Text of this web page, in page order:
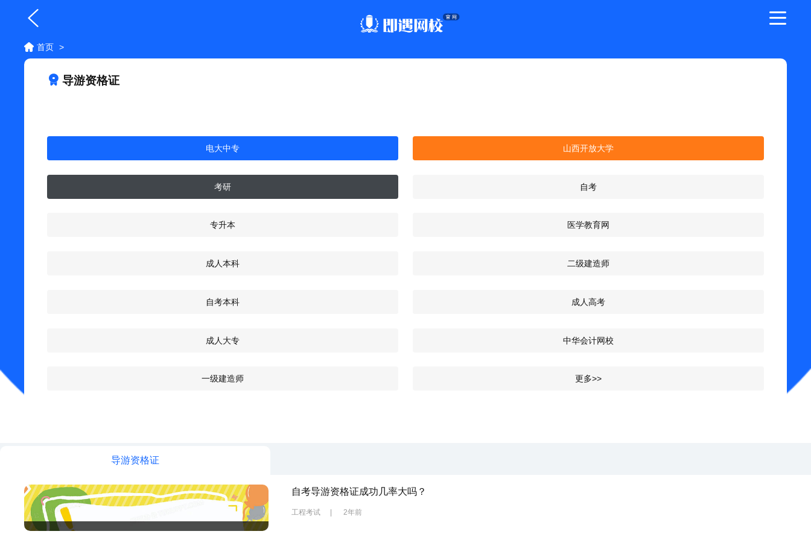
首页 >
导游资格证
电大中专 山西开放大学
考研 自考
专升本 医学教育网
成人本科 二级建造师
自考本科 成人高考
成人大专 中华会计网校
一级建造师 更多>>
导游资格证
自考导游资格证成功几率大吗？
工程考试 2年前